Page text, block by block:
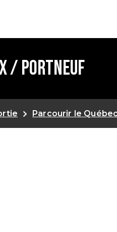
/ Portneuf
Parcourir le Québec